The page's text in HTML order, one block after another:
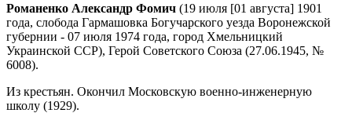
Романенко Александр Фомич (19 июля [01 августа] 1901
года, слобода Гармашовка Богучарского уезда Воронежской
губернии - 07 июля 1974 года, город Хмельницкий
Украинской ССР), Герой Советского Союза (27.06.1945, №
6008).
Из крестьян. Окончил Московскую военно-инженерную
школу (1929).